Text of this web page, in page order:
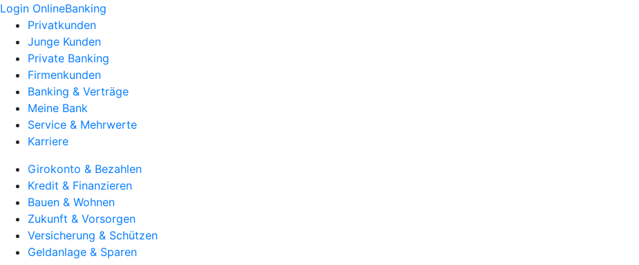
Login OnlineBanking
Privatkunden
Junge Kunden
Private Banking
Firmenkunden
Banking & Verträge
Meine Bank
Service & Mehrwerte
Karriere
Girokonto & Bezahlen
Kredit & Finanzieren
Bauen & Wohnen
Zukunft & Vorsorgen
Versicherung & Schützen
Geldanlage & Sparen